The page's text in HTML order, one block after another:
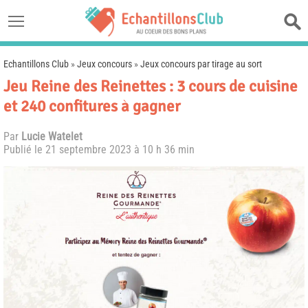
Echantillons Club »Jeux concours »Jeux concours par tirage au sort
Jeu Reine des Reinettes : 3 cours de cuisine
et 240 confitures à gagner
Par Lucie Watelet
Publié le 21 septembre 2023 à 10 h 36 min